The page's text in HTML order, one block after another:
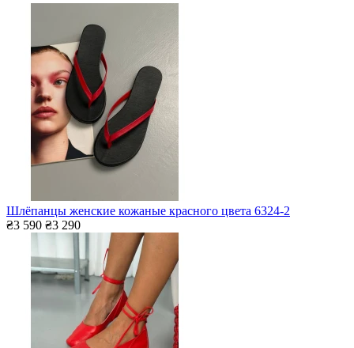
Шлёпанцы женские кожаные красного цвета 6324-2
₴3 590 ₴3 290